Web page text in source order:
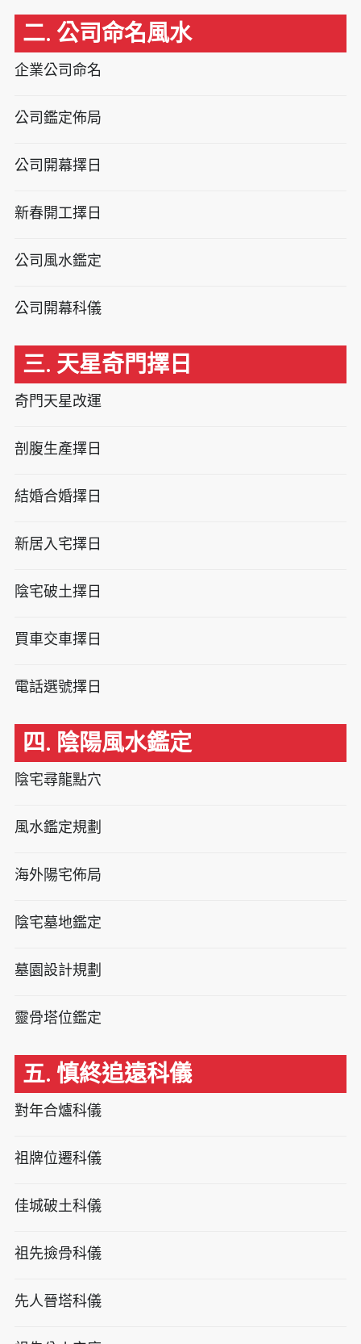
二. 公司命名風水
企業公司命名
公司鑑定佈局
公司開幕擇日
新春開工擇日
公司風水鑑定
公司開幕科儀
三. 天星奇門擇日
奇門天星改運
剖腹生產擇日
結婚合婚擇日
新居入宅擇日
陰宅破土擇日
買車交車擇日
電話選號擇日
四. 陰陽風水鑑定
陰宅尋龍點穴
風水鑑定規劃
海外陽宅佈局
陰宅墓地鑑定
墓園設計規劃
靈骨塔位鑑定
五. 慎終追遠科儀
對年合爐科儀
祖牌位遷科儀
佳城破土科儀
祖先撿骨科儀
先人晉塔科儀